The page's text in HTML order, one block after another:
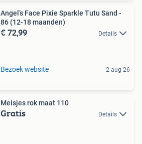
Angel’s Face Pixie Sparkle Tutu Sand -
86 (12-18 maanden)
€ 72,99 Details
Bezoek website 2 aug 26
Meisjes rok maat 110
Gratis Details